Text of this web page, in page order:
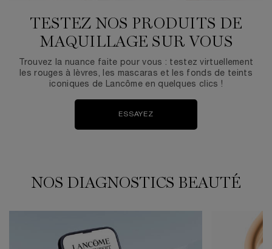
TESTEZ NOS PRODUITS DE
MAQUILLAGE SUR VOUS
Trouvez la nuance faite pour vous : testez virtuellement
les rouges à lèvres, les mascaras et les fonds de teints
iconiques de Lancôme en quelques clics !
ESSAYEZ
NOS DIAGNOSTICS BEAUTÉ